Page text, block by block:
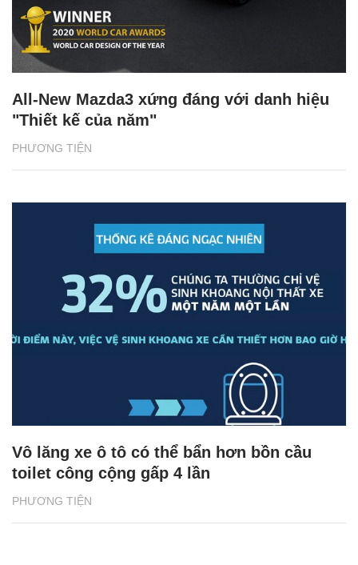
PHƯƠNG TIỆN
All-New Mazda3 xứng đáng với danh hiệu
"Thiết kế của năm"
PHƯƠNG TIỆN
Vô lăng xe ô tô có thể bẩn hơn bồn cầu
toilet công cộng gấp 4 lần